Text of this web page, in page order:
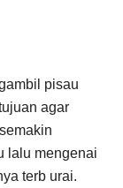
pisau
agar
lalu mengenai
terb urai.